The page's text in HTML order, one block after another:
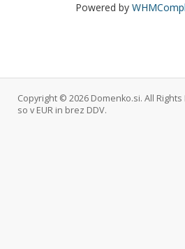
Powered by
Copyright © 2026 Domenko.si. All
so v EUR in brez DDV.